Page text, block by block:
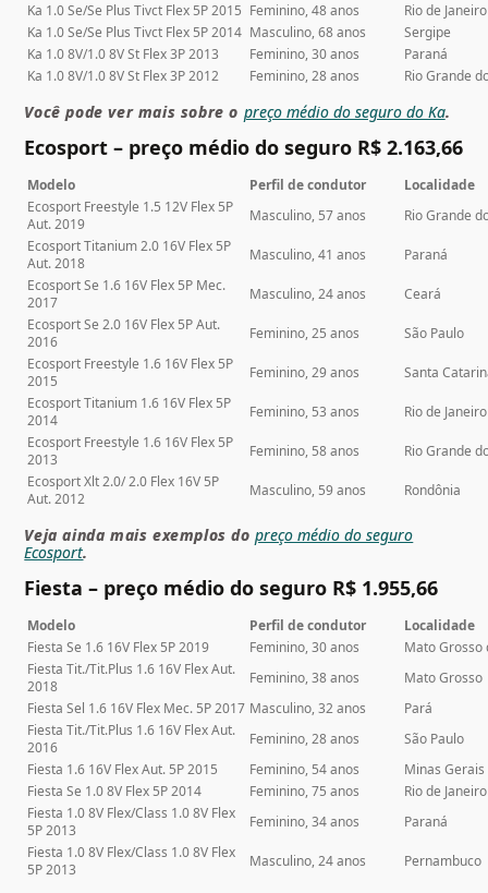
Ka 1.0 Se/Se Plus Tivct Flex 5P 2015 Feminino, 48 anos
Rio de Janeiro
Ka 1.0 Se/Se Plus Tivct Flex 5P 2014 Masculino, 68 anos
Sergipe
Ka 1.0 8V/1.0 8V St Flex 3P 2013
Feminino, 30 anos
Paraná
Ka 1.0 8V/1.0 8V St Flex 3P 2012
Feminino, 28 anos Rio Grande
Você pode ver mais sobre o preço médio do seguro do Ka.
Ecosport – preço médio do seguro R$ 2.163,66
Modelo Perfil de condutor
Localidade
Ecosport Freestyle 1.5 12V Flex 5P
Aut. 2019
Masculino, 57 anos
Rio Grande
Ecosport Titanium 2.0 16V Flex 5P
Aut. 2018
Masculino, 41 anos
Paraná
Ecosport Se 1.6 16V Flex 5P Mec.
2017
Masculino, 24 anos
Ceará
Ecosport Se 2.0 16V Flex 5P Aut.
2016
Feminino, 25 anos
São Paulo
Ecosport Freestyle 1.6 16V Flex 5P
2015
Feminino, 29 anos
Santa
Ecosport Titanium 1.6 16V Flex 5P
2014
Feminino, 53 anos
Rio de Janeiro
Ecosport Freestyle 1.6 16V Flex 5P
2013
Feminino, 58 anos
Rio Grande
Ecosport Xlt 2.0/ 2.0 Flex 16V 5P
Aut. 2012
Masculino, 59 anos Rondônia
Veja ainda mais exemplos dopreço médio do seguro
Ecosport.
Fiesta – preço médio do seguro R$ 1.955,66
Modelo Perfil de condutor
Localidade
Fiesta Se 1.6 16V Flex 5P 2019
Feminino, 30 anos
Mato Grosso
Fiesta Tit./Tit.Plus 1.6 16V Flex Aut.
2018
Feminino, 38 anos
Mato Grosso
Fiesta Sel 1.6 16V Flex Mec. 5P 2017 Masculino, 32 anos
Pará
Fiesta Tit./Tit.Plus 1.6 16V Flex Aut.
2016
Feminino, 28 anos
São Paulo
Fiesta 1.6 16V Flex Aut. 5P 2015
Feminino, 54 anos
Minas Gerais
Fiesta Se 1.0 8V Flex 5P 2014
Feminino, 75 anos
Rio de Janeiro
Fiesta 1.0 8V Flex/Class 1.0 8V Flex
5P 2013
Feminino, 34 anos
Paraná
Fiesta 1.0 8V Flex/Class 1.0 8V Flex
5P 2013
Masculino, 24 anos Pernambuco